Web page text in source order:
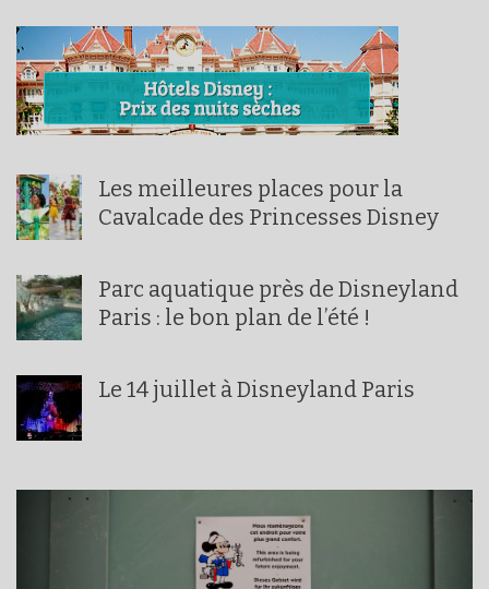
Les meilleures places pour la
Cavalcade des Princesses Disney
Parc aquatique près de Disneyland
Paris : le bon plan de l’été !
Le 14 juillet à Disneyland Paris